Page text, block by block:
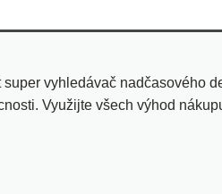
vyhledávač nadčasového
Využijte všech výhod